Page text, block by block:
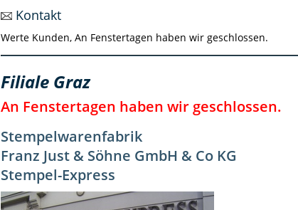
Kontakt
Werte Kunden, An Fenstertagen haben wir geschlossen.
Filiale Graz
An Fenstertagen haben wir geschlossen.
Stempelwarenfabrik
Franz Just & Söhne GmbH & Co KG
Stempel-Express